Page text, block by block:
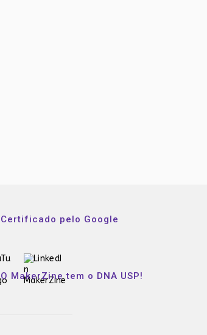
Certificado pelo Google
O MakerZine tem o DNA USP!